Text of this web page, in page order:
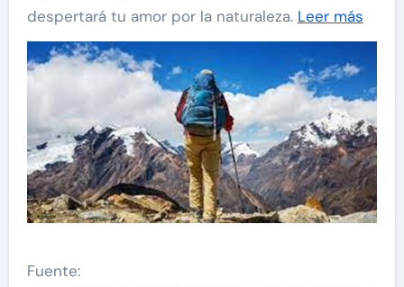
despertará tu amor por la naturaleza. Leer más
Fuente: